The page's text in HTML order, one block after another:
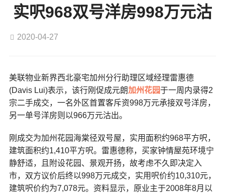
实呎968双号洋房998万元沽
2020-04-27
美联物业新界西北豪宅加州分行助理区域经理雷惠德
(Davis Lui)表示，该行刚促成元朗加州花园于一周内录得2
宗二手成交，一名外区首置客斥资998万元承接双号洋房，
另一单号洋房则以966万元沽出。
刚成交为加州花园海棠径双号屋，实用面积约968平方呎，
建筑面积约1,410平方呎。雷惠德称，买家钟情屋苑环境宁
静舒适，且附设花园、景观开扬，故考虑不久即决定入
市，双方议价后终以998万元成交，实用呎价约10,310元，
建筑呎价约为7,078元。资料显示，原业主于2008年8月以